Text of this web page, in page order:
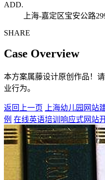
ADD.
上海-嘉定区宝安公路
SHARE
Case Overview
本方案属藤设计原创作品！
业行为。
返回上一页 上海幼儿园网站
例 在线英语培训响应式网站